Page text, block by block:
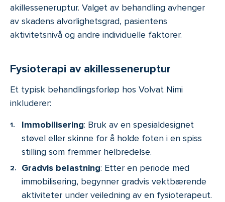
akillesseneruptur. Valget av behandling avhenger
av skadens alvorlighetsgrad, pasientens
aktivitetsnivå og andre individuelle faktorer.
Fysioterapi av akillesseneruptur
Et typisk behandlingsforløp hos Volvat Nimi
inkluderer:
Immobilisering: Bruk av en spesialdesignet
støvel eller skinne for å holde foten i en spiss
stilling som fremmer helbredelse.
Gradvis belastning: Etter en periode med
immobilisering, begynner gradvis vektbærende
aktiviteter under veiledning av en fysioterapeut.